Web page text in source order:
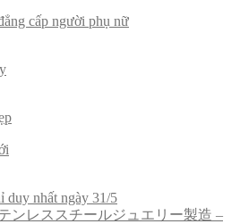
cấp người phụ nữ
duy nhất ngày 31/5
ンレススチールジュエリー製造 –